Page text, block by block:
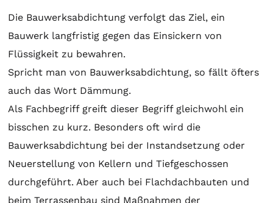
Die Bauwerksabdichtung verfolgt das Ziel, ein
Bauwerk langfristig gegen das Einsickern von
Flüssigkeit zu bewahren.
Spricht man von Bauwerksabdichtung, so fällt öfters
auch das Wort Dämmung.
Als Fachbegriff greift dieser Begriff gleichwohl ein
bisschen zu kurz. Besonders oft wird die
Bauwerksabdichtung bei der Instandsetzung oder
Neuerstellung von Kellern und Tiefgeschossen
durchgeführt. Aber auch bei Flachdachbauten und
beim Terrassenbau sind Maßnahmen der